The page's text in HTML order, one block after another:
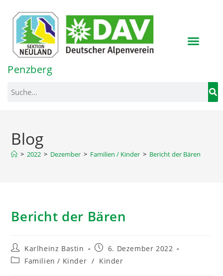
springen
Penzberg
Blog
> 2022 > Dezember > Familien / Kinder > Bericht der Bären
Bericht der Bären
Karlheinz Bastin
6. Dezember 2022
Familien / Kinder / Kinder